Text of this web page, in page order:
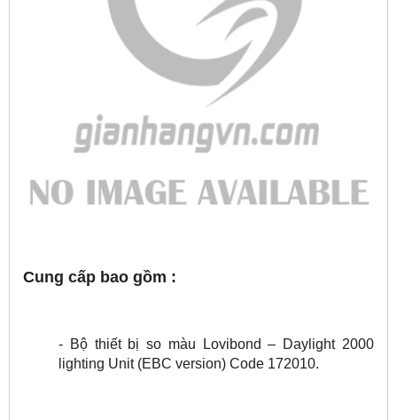
Cung cấp bao gồm :
- Bộ thiết bị so màu Lovibond – Daylight 2000
lighting Unit (EBC version) Code 172010.